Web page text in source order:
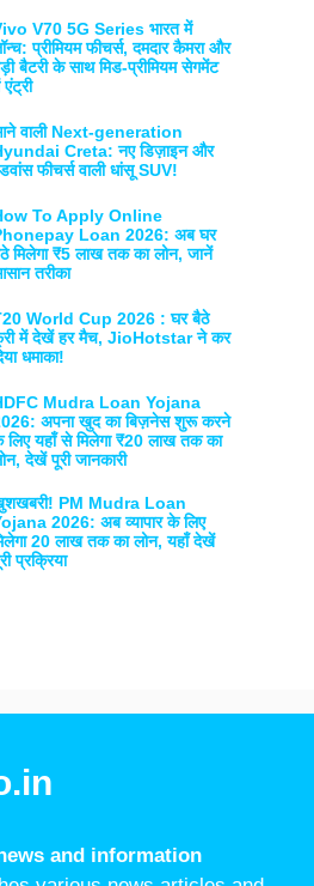
V70 5G Series भारत में
प्रीमियम फीचर्स, दमदार कैमरा और
बैटरी के साथ मिड-प्रीमियम सेगमेंट
वाली Next-generation
Creta: नए डिज़ाइन और
फीचर्स वाली धांसू SUV!
To Apply Online
Loan 2026: अब घर
मिलेगा ₹5 लाख तक का लोन, जानें
तरीका
World Cup 2026 : घर बैठे
में देखें हर मैच, JioHotstar ने कर
धमाका!
Mudra Loan Yojana
अपना खुद का बिज़नेस शुरू करने
लिए यहाँ से मिलेगा ₹20 लाख तक का
देखें पूरी जानकारी
PM Mudra Loan
2026: अब व्यापार के लिए
20 लाख तक का लोन, यहाँ देखें
प्रक्रिया
and information